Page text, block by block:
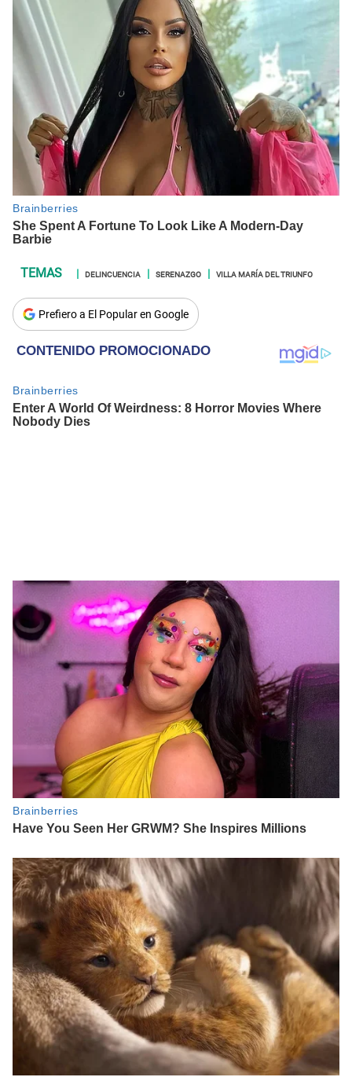
DELINCUENCIA SERENAZGO VILLA MARÍA DEL TRIUNFO
Prefiero a El Popular en Google